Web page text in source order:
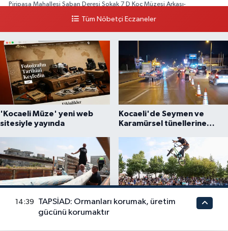
Piripaşa Mahallesi Şaban Deresi Sokak 7 D Koç Müzesi Arkası-
Tüm Nöbetçi Eczaneler
'Kocaeli Müze' yeni web
sitesiyle yayında
Kocaeli'de Seymen ve
Karamürsel tünellerine
Antalya'da yangın sonrası
Konya'da Bisiklet Festivali
14:39
TAPSİAD: Ormanları korumak, üretim
gücünü korumaktır